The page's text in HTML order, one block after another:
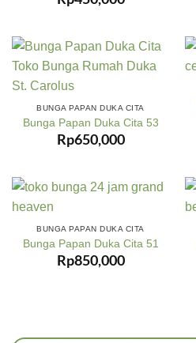
BUNGA PAPAN DUKA CITA
Bunga Papan Duka Cita 53
Rp650,000
BUNGA PAPAN DUKA CITA
Bunga Papan Duka Cita 51
Rp850,000